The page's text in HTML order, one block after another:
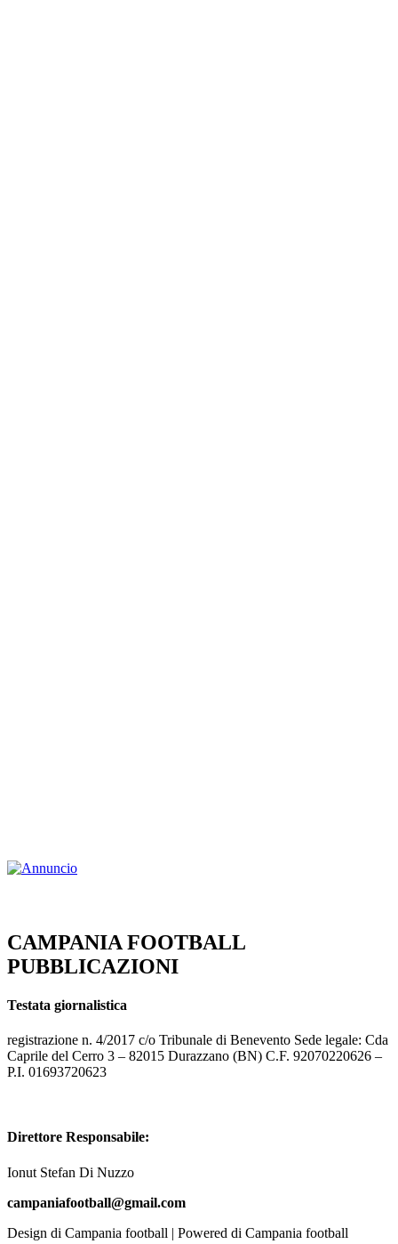
CAMPANIA FOOTBALL
PUBBLICAZIONI
Testata giornalistica
registrazione n. 4/2017 c/o Tribunale di Benevento Sede legale: Cda
Caprile del Cerro 3 – 82015 Durazzano (BN) C.F. 92070220626 –
P.I. 01693720623
Direttore Responsabile:
Ionut Stefan Di Nuzzo
campaniafootball@gmail.com
Design di Campania football | Powered di Campania football